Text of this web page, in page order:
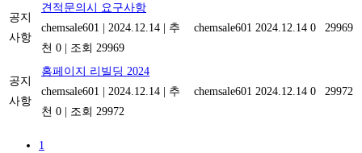
공지
사항
견적문의시 요구사항
chemsale601
2024.12.14
추
천 0
조회 29969
chemsale601 2024.12.14 0 29969
공지
사항
홈페이지 리빌딩 2024
chemsale601
2024.12.14
추
천 0
조회 29972
chemsale601 2024.12.14 0 29972
1